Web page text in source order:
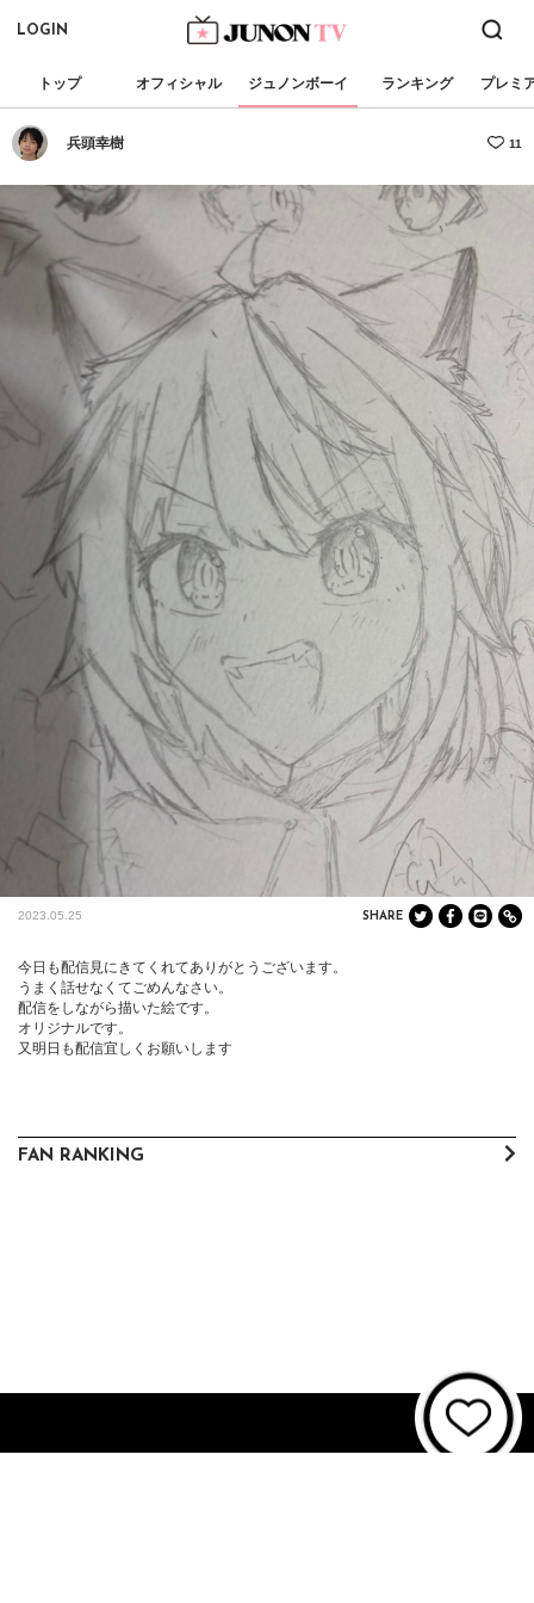
LOGIN
トップ オフィシャル ジュノンボーイ ランキング プレミ
兵頭幸樹 11
2023.05.25 SHARE
今日も配信見にきてくれてありがとうございます。
うまく話せなくてごめんなさい。
配信をしながら描いた絵です。
オリジナルです。
又明日も配信宜しくお願いします
FAN RANKING
About JUNON TV お問い合わせ FAQ 利用規約
個人情報保護方針